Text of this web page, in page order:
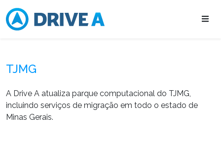
TJMG
A Drive A atualiza parque computacional do TJMG,
incluindo serviços de migração em todo o estado de
Minas Gerais.